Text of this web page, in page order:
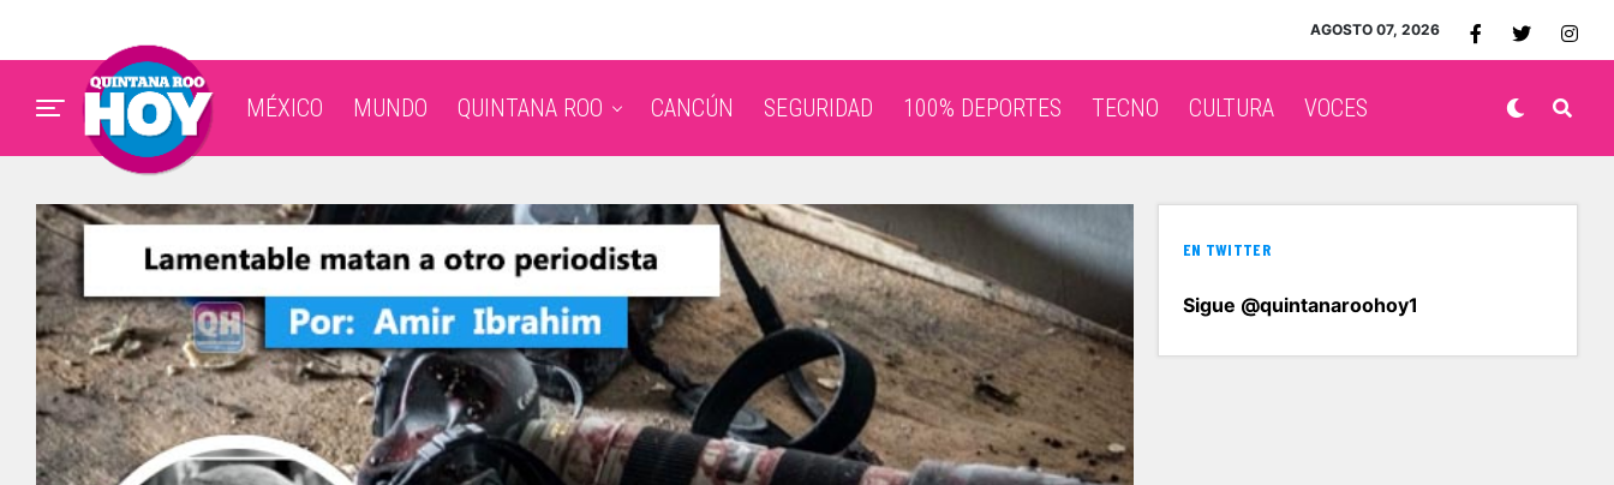
AGOSTO 07, 2026
MÉXICO MUNDO QUINTANA ROO CANCÚN SEGURIDAD 100% DEPORTES TECNO CULTURA VOCES
EN TWITTER
Sigue @quintanaroohoy1